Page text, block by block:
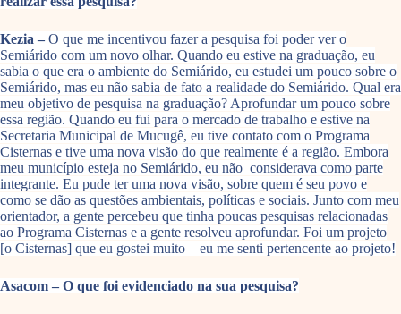
Kezia – O que me incentivou fazer a pesquisa foi poder ver o
Semiárido com um novo olhar. Quando eu estive na graduação, eu
sabia o que era o ambiente do Semiárido, eu estudei um pouco sobre o
Semiárido, mas eu não sabia de fato a realidade do Semiárido. Qual era
meu objetivo de pesquisa na graduação? Aprofundar um pouco sobre
essa região. Quando eu fui para o mercado de trabalho e estive na
Secretaria Municipal de Mucugê, eu tive contato com o Programa
Cisternas e tive uma nova visão do que realmente é a região. Embora
meu município esteja no Semiárido, eu não considerava como parte
integrante. Eu pude ter uma nova visão, sobre quem é seu povo e
como se dão as questões ambientais, políticas e sociais. Junto com meu
orientador, a gente percebeu que tinha poucas pesquisas relacionadas
ao Programa Cisternas e a gente resolveu aprofundar. Foi um projeto
[o Cisternas] que eu gostei muito – eu me senti pertencente ao projeto!
Asacom – O que foi evidenciado na sua pesquisa?